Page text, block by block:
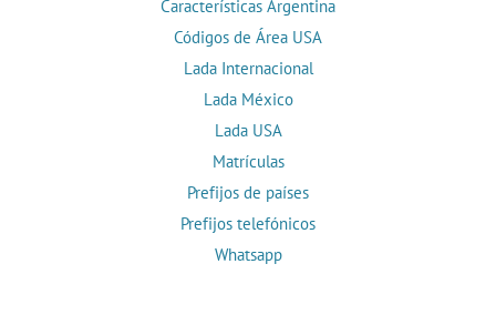
Características Argentina
Códigos de Área USA
Lada Internacional
Lada México
Lada USA
Matrículas
Prefijos de países
Prefijos telefónicos
Whatsapp